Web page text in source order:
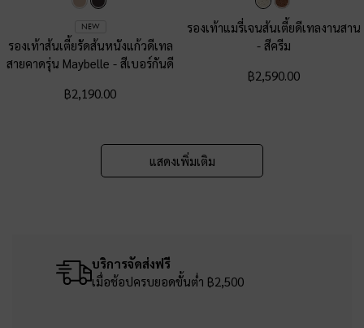
NEW
รองเท้าส้นเตี้ยรัดส้นหนังแก้วดีเทล
สายคาดรุ่น Maybelle-สีเบอร์กันดี
฿2,190.00
รองเท้าแมรี่เจนส้นเตี้ยดีเทลงานสาน
- สีครีม
฿2,590.00
แสดงเพิ่มเติม
บริการจัดส่งฟรี
เมื่อช้อปครบยอดขั้นต่ำ ฿2,500